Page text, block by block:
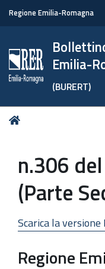
Regione Emilia-Romagna
Emilia-
(BURERT)
Tu
n.306
(Parte
Scarica la
Regione